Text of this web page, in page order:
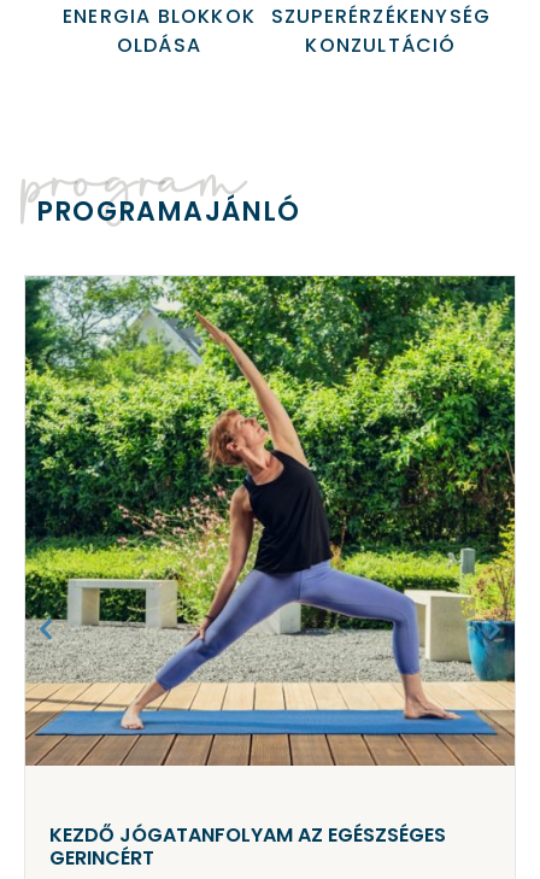
ENERGIA BLOKKOK
OLDÁSA
SZUPERÉRZÉKENYSÉG
KONZULTÁCIÓ
program
PROGRAMAJÁNLÓ
KEZDŐ JÓGATANFOLYAM AZ EGÉSZSÉGES
GERINCÉRT